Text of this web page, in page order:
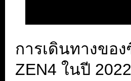
การเดินทางขอ
ZEN4 ในปี